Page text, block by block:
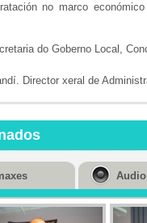
no marco
do Goberno Local,
Director xeral de
Audio